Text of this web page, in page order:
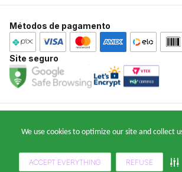
We use cookies to optimize our site and collect
ACCEPT EVERYTHING REFUSE
Atendimento WhatsApp: (11) 2391-0220
E-mail: falecomklabinforyou@klabin.com.br
Métodos de pagamento
Site seguro
05.905.802/0001-64 Avenida Brigadeiro Faria Lima, nº